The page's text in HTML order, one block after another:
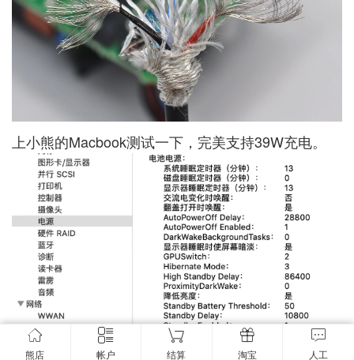
上小熊的Macbook测试一下，完美支持39W充电。
熊店 帐户 结算 淘宝 人工